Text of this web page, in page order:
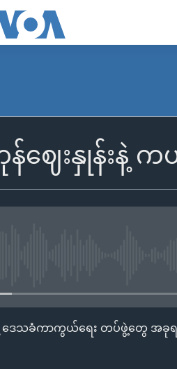
ဈေးနှုန်းနဲ့
နဲ့ ဒေသခံကာကွယ်ရေး တပ်ဖွဲ့တွေ အ